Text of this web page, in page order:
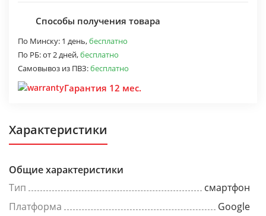
Способы получения товара
По Минску: 1 день,бесплатно
По РБ:от 2 дней,бесплатно
Самовывоз из ПВЗ:бесплатно
Гарантия 12 мес.
Характеристики
Общие характеристики
Тип
смартфон
Платформа
Google